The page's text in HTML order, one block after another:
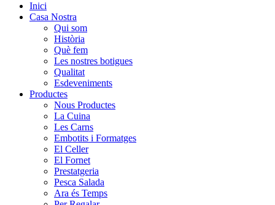
Inici
Casa Nostra
Qui som
Història
Què fem
Les nostres botigues
Qualitat
Esdeveniments
Productes
Nous Productes
La Cuina
Les Carns
Embotits i Formatges
El Celler
El Fornet
Prestatgeria
Pesca Salada
Ara és Temps